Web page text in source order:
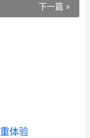
下一篇 »
体验